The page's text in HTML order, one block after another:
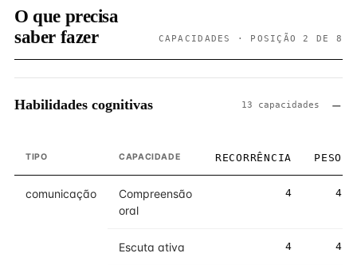
O que precisa
saber fazer
CAPACIDADES · POSIÇÃO 2 DE 8
Habilidades cognitivas 13 capacidades
TIPO CAPACIDADE RECORRÊNCIA PESO
comunicação
Compreensão
oral
4 4
Escuta ativa 4 4